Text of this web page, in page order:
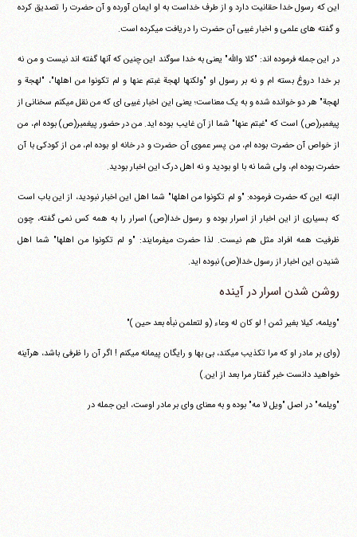
این که رسول خدا حقانیت دارد و از طرف خداست به او ایمان آورده و آن حضرت را تصدیق کرده
و گفته های علمی و اخبار غیبی آن حضرت را دریافت می‎کرده است.
در این جمله فرموده اند: "کلا والله" یعنی به خدا سوگند این چنین که آنها گفته اند نیست و من نه
بر خدا دروغ بسته ام و نه بر رسول او "ولکنها لهجة غبتم عنها و لم تکونوا من اهلها"، "لهجة و
لهجة" هر دو خوانده شده و به یک معناست؛ یعنی این اخبار غیبی ای که من نقل می‎کنم سخنانی از
پیغمبر(ص) است که "غبتم عنها" شما از آن غایب بوده اید. من در حضور پیغمبر(ص) بوده ام، من
از خواص آن حضرت بوده ام، من پسر عموی آن حضرت و در خانه او بوده ام، من از کودکی با آن
حضرت بوده ام، ولی شما نه با او بودید و نه اهل درک این اخبار بودید.
البته این که حضرت فرموده: "و لم تکونوا من اهلها" شما اهل این اخبار نبودید، از این باب است
که بسیاری از این اخبار از اسرار بوده و رسول خدا(ص) اسرار را به همه کس نمی گفته، چون
ظرفیت همه افراد مثل هم نیست. لذا حضرت می‎فرمایند: "و لم تکونوا من اهلها" شما اهل
شنیدن این اخبار از رسول خدا(ص) نبوده اید.
روشن شدن اسرار در آینده
"ویلمه، کیلا بغیر ثمن ! لو کان له وعاء (و لتعلمن نبأه بعد حین )"
(وای بر مادر او که مرا تکذیب می‎کند، بی بها و رایگان پیمانه می‎کنم ! اگر آن را ظرفی باشد، هرآینه
خواهید دانست خبر گفتار مرا بعد از این.)
"ویلمه" در اصل "ویل لا مه" بوده و به معنای وای بر مادر اوست، این جمله در